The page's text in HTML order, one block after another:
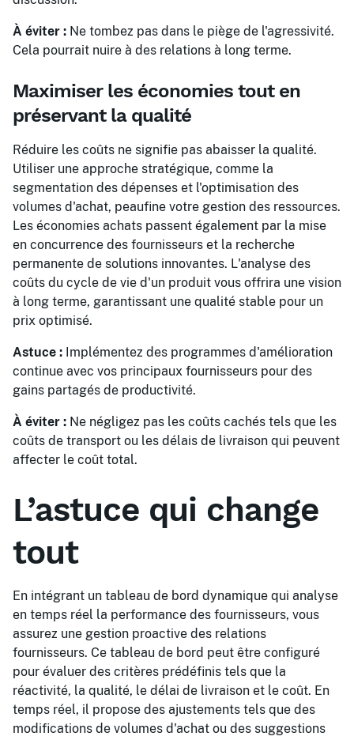
À éviter : Ne tombez pas dans le piège de l'agressivité.
Cela pourrait nuire à des relations à long terme.
Maximiser les économies tout en
préservant la qualité
Réduire les coûts ne signifie pas abaisser la qualité.
Utiliser une approche stratégique, comme la
segmentation des dépenses et l'optimisation des
volumes d'achat, peaufine votre gestion des ressources.
Les économies achats passent également par la mise
en concurrence des fournisseurs et la recherche
permanente de solutions innovantes. L'analyse des
coûts du cycle de vie d'un produit vous offrira une vision
à long terme, garantissant une qualité stable pour un
prix optimisé.
Astuce : Implémentez des programmes d'amélioration
continue avec vos principaux fournisseurs pour des
gains partagés de productivité.
À éviter : Ne négligez pas les coûts cachés tels que les
coûts de transport ou les délais de livraison qui peuvent
affecter le coût total.
L’astuce qui change
tout
En intégrant un tableau de bord dynamique qui analyse
en temps réel la performance des fournisseurs, vous
assurez une gestion proactive des relations
fournisseurs. Ce tableau de bord peut être configuré
pour évaluer des critères prédéfinis tels que la
réactivité, la qualité, le délai de livraison et le coût. En
temps réel, il propose des ajustements tels que des
modifications de volumes d'achat ou des suggestions